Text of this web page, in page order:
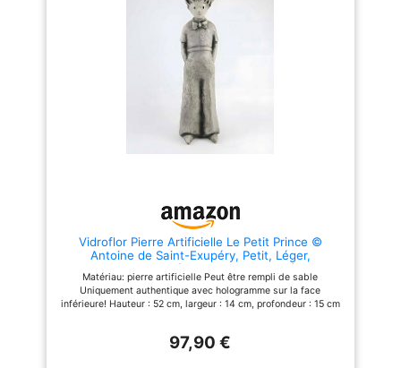
Vidroflor Pierre Artificielle Le Petit Prince ©
Antoine de Saint-Exupéry, Petit, Léger,
Remplissable, Résistant aux intempéries
Matériau: pierre artificielle Peut être rempli de sable
Uniquement authentique avec hologramme sur la face
inférieure! Hauteur : 52 cm, largeur : 14 cm, profondeur : 15 cm
97,90 €